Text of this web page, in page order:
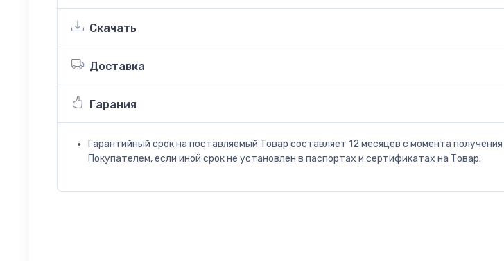
Скачать
Доставка
Гарания
Гарантийный срок на поставляемый Товар составляет 12 месяцев с момента
Покупателем, если иной срок не установлен в паспортах и сертификатах на Товар.